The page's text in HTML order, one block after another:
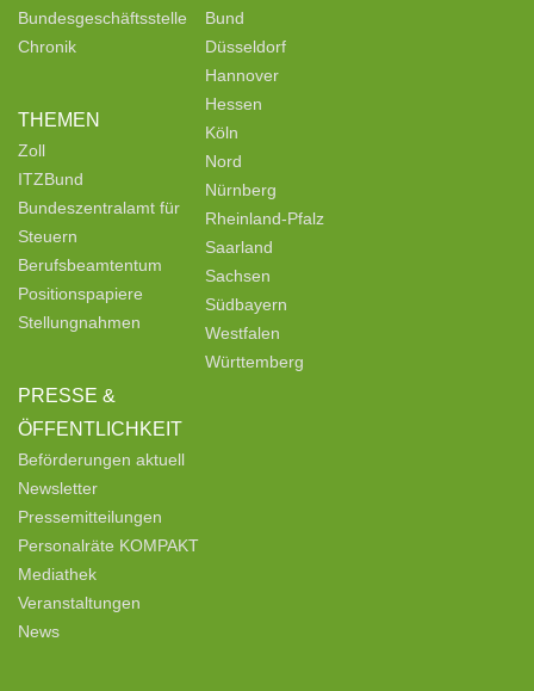
Bundesgeschäftsstelle
Chronik
THEMEN
Zoll
ITZBund
Bundeszentralamt für
Steuern
Berufsbeamtentum
Positionspapiere
Stellungnahmen
PRESSE &
ÖFFENTLICHKEIT
Beförderungen aktuell
Newsletter
Pressemitteilungen
Personalräte KOMPAKT
Mediathek
Veranstaltungen
News
Bund
Düsseldorf
Hannover
Hessen
Köln
Nord
Nürnberg
Rheinland-Pfalz
Saarland
Sachsen
Südbayern
Westfalen
Württemberg